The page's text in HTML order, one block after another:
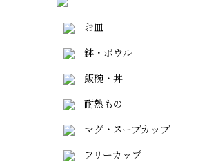
お皿
鉢・ボウル
飯碗・丼
耐熱もの
マグ・スープカップ
フリーカップ